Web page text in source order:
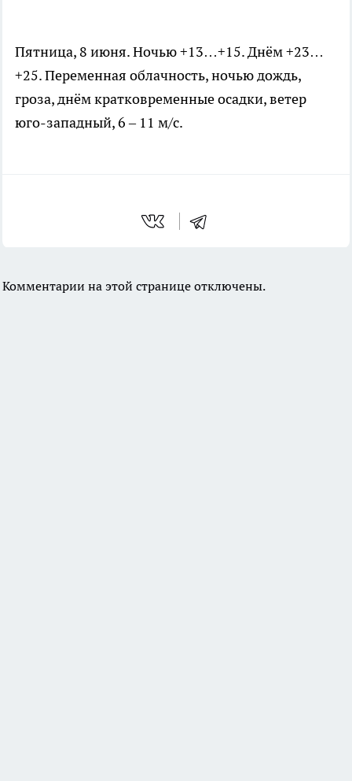
Пятница, 8 июня. Ночью +13…+15. Днём +23…
+25. Переменная облачность, ночью дождь,
гроза, днём кратковременные осадки, ветер
юго-западный, 6 – 11 м/с.
Комментарии на этой странице отключены.